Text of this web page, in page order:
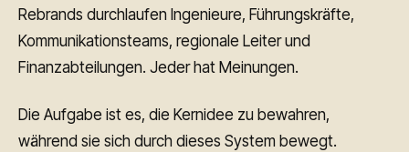
Rebrands durchlaufen Ingenieure, Führungskräfte,
Kommunikationsteams, regionale Leiter und
Finanzabteilungen. Jeder hat Meinungen.
Die Aufgabe ist es, die Kernidee zu bewahren,
während sie sich durch dieses System bewegt.